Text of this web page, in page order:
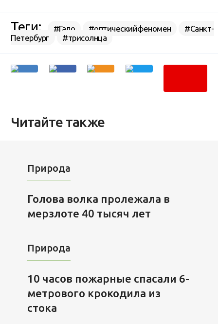
Теги: #Гало #оптическийфеномен
#Санкт-
Петербург
#трисолнца
Читайте также
Природа
Голова волка пролежала в
мерзлоте 40 тысяч лет
Природа
10 часов пожарные спасали 6-
метрового крокодила из
стока